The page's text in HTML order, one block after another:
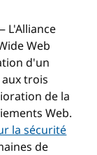
Web
d'un
trois
de la
Web.
la sécurité
de